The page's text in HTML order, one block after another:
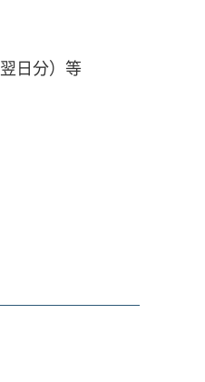
日分）等